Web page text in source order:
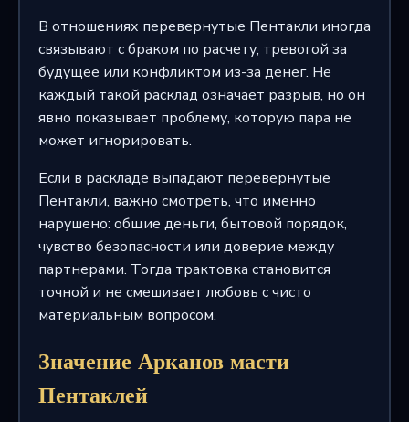
В отношениях перевернутые Пентакли иногда
связывают с браком по расчету, тревогой за
будущее или конфликтом из-за денег. Не
каждый такой расклад означает разрыв, но он
явно показывает проблему, которую пара не
может игнорировать.
Если в раскладе выпадают перевернутые
Пентакли, важно смотреть, что именно
нарушено: общие деньги, бытовой порядок,
чувство безопасности или доверие между
партнерами. Тогда трактовка становится
точной и не смешивает любовь с чисто
материальным вопросом.
Значение Арканов масти
Пентаклей